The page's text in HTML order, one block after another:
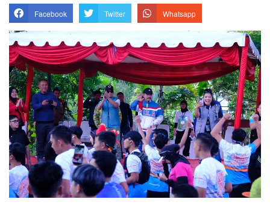
Facebook Twitter Whatsapp